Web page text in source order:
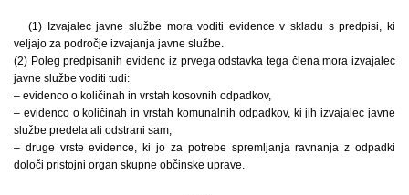
(1) Izvajalec javne službe mora voditi evidence v skladu s predpisi, ki
veljajo za področje izvajanja javne službe.
(2) Poleg predpisanih evidenc iz prvega odstavka tega člena mora izvajalec
javne službe voditi tudi:
– evidenco o količinah in vrstah kosovnih odpadkov,
– evidenco o količinah in vrstah komunalnih odpadkov, ki jih izvajalec javne
službe predela ali odstrani sam,
– druge vrste evidence, ki jo za potrebe spremljanja ravnanja z odpadki
določi pristojni organ skupne občinske uprave.